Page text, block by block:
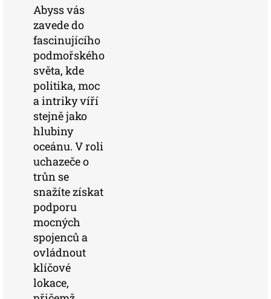
Abyss vás
zavede do
fascinujícího
podmořského
světa, kde
politika, moc
a intriky víří
stejně jako
hlubiny
oceánu. V roli
uchazeče o
trůn se
snažíte získat
podporu
mocných
spojenců a
ovládnout
klíčové
lokace,